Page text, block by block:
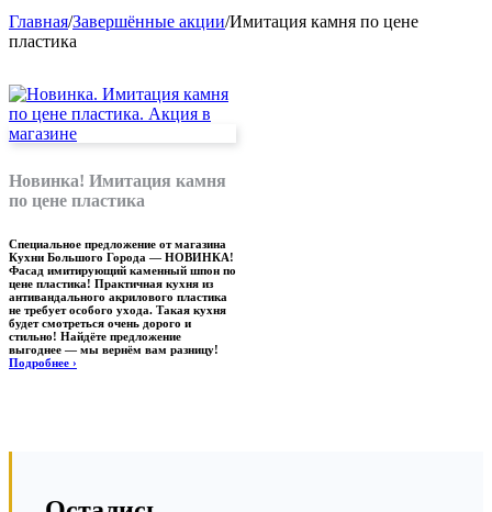
Главная/Завершённые акции/Имитация камня по цене
пластика
Новинка! Имитация камня
по цене пластика
Специальное предложение от магазина
Кухни Большого Города — НОВИНКА!
Фасад имитирующий каменный шпон по
цене пластика! Практичная кухня из
антивандального акрилового пластика
не требует особого ухода. Такая кухня
будет смотреться очень дорого и
стильно! Найдёте предложение
выгоднее — мы вернём вам разницу!
Подробнее ›